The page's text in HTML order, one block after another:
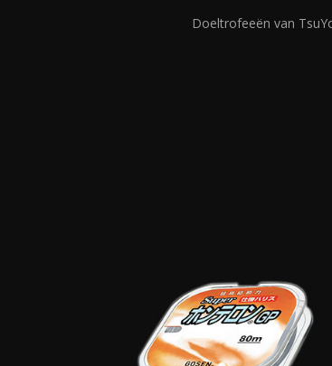
Doeltrofeeën van